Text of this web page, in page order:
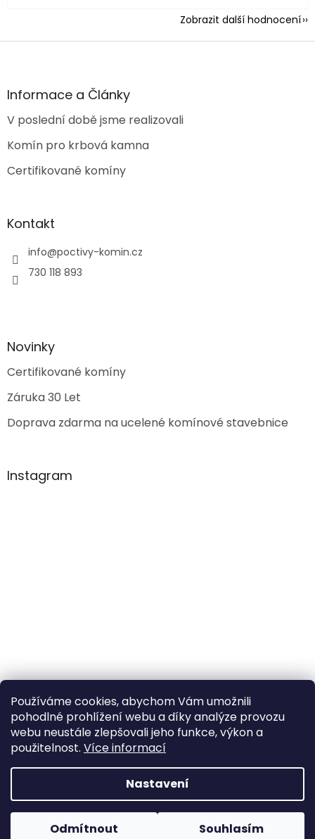
Používáme cookies, abychom Vám umožnili
pohodlné prohlížení webu a díky analýze provozu
webu neustále zlepšovali jeho funkce, výkon a
použitelnost. Více informací
Nastavení
Odmítnout Souhlasím
Zobrazit další hodnocení
Z
aInformace a Články
V poslední době jsme realizovali
Komín pro krbová kamna
Certifikované komíny
Kontakt
info@poctivy-komin.cz
730 118 893
Novinky
Certifikované komíny
Záruka 30 Let
Doprava zdarma na ucelené komínové stavebnice
Instagram
Sledovat na Instagramu
Vytvořil Shoptet
Copyright 2026Poctivý komín. Všechna práva
vyhrazena.
Upravit nastavení cookies